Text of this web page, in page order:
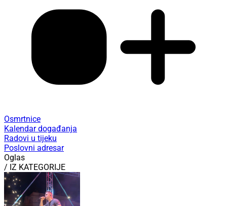
Osmrtnice
Kalendar događanja
Radovi u tijeku
Poslovni adresar
Oglas
/ IZ KATEGORIJE